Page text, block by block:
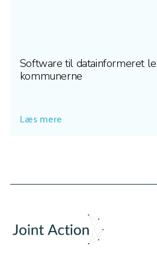
Software til datainformeret
kommunerne
Læs mere